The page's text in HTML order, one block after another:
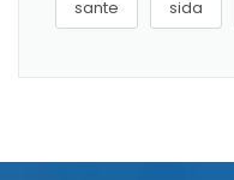
sante sida